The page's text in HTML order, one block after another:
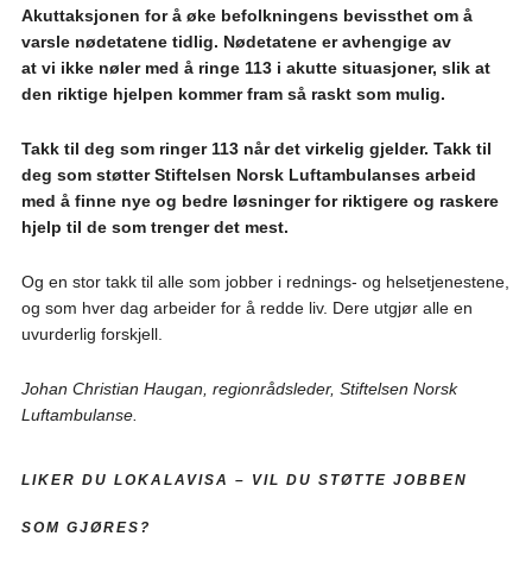
Akuttaksjonen for å øke befolkningens bevissthet om å
varsle nødetatene tidlig. Nødetatene er avhengige av
at vi ikke nøler med å ringe 113 i akutte situasjoner, slik at
den riktige hjelpen kommer fram så raskt som mulig.
Takk til deg som ringer 113 når det virkelig gjelder. Takk til
deg som støtter Stiftelsen Norsk Luftambulanses arbeid
med å finne nye og bedre løsninger for riktigere og raskere
hjelp til de som trenger det mest.
Og en stor takk til alle som jobber i rednings- og helsetjenestene,
og som hver dag arbeider for å redde liv. Dere utgjør alle en
uvurderlig forskjell.
Johan Christian Haugan, regionrådsleder, Stiftelsen Norsk
Luftambulanse.
LIKER DU LOKALAVISA – VIL DU STØTTE JOBBEN
SOM GJØRES?